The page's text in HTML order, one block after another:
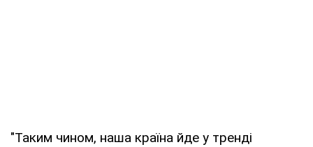
"Таким чином, наша країна йде у тренді